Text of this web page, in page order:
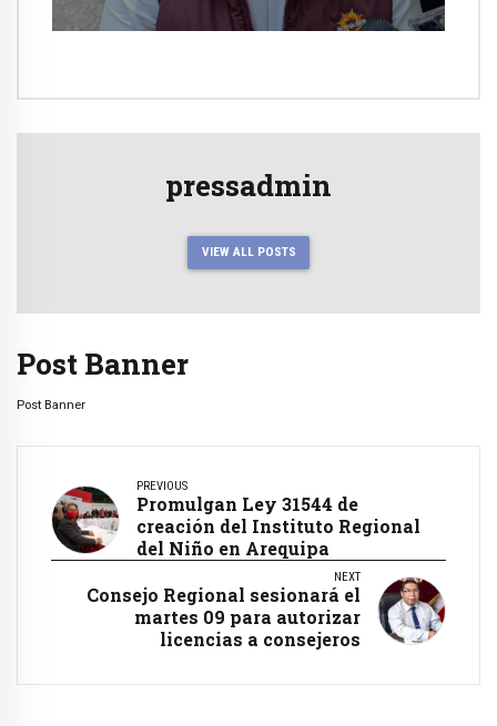
pressadmin
VIEW ALL POSTS
Post Banner
Post Banner
PREVIOUS
Promulgan Ley 31544 de
creación del Instituto Regional
del Niño en Arequipa
NEXT
Consejo Regional sesionará el
martes 09 para autorizar
licencias a consejeros